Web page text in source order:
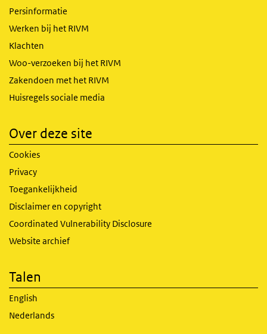
Persinformatie
Werken bij het RIVM
Klachten
Woo-verzoeken bij het RIVM
Zakendoen met het RIVM
Huisregels sociale media
Over deze site
Cookies
Privacy
Toegankelijkheid
Disclaimer en copyright
Coordinated Vulnerability Disclosure
Website archief
Talen
English
Nederlands